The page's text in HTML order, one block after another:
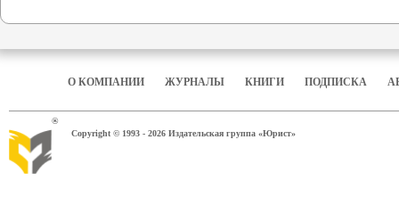
О КОМПАНИИ ЖУРНАЛЫ КНИГИ ПОДПИСКА
®
Copyright © 1993 - 2026 Издательская группа «Юрист»